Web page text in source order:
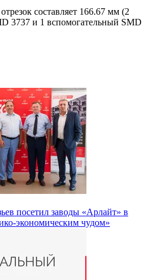
составляет 166.67 мм (2
3737 и 1 вспомогательный SMD
посетил заводы «Арлайт» в
экономическим чудом»